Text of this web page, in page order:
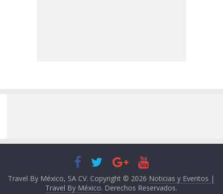
Travel By México, SA CV. Copyright © 2026 Noticias y Eventos |
Travel By México. Derechos Reservados.